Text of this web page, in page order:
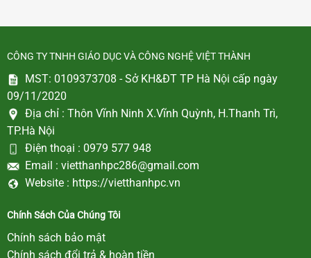
CÔNG TY TNHH GIÁO DỤC VÀ CÔNG NGHỆ VIỆT THÀNH
MST: 0109373708 - Sở KH&ĐT TP Hà Nội cấp ngày
09/11/2020
Địa chỉ : Thôn Vĩnh Ninh X.Vĩnh Quỳnh, H.Thanh Trì,
TP.Hà Nội
Điện thoại : 0979 577 948
Email : vietthanhpc286@gmail.com
Website : https://vietthanhpc.vn
Chính Sách Của Chúng Tôi
Chính sách bảo mật
Chính sách đổi trả & hoàn tiền